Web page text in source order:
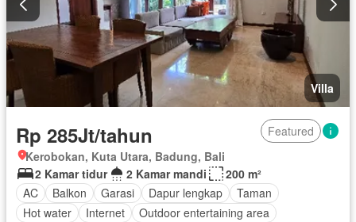
Villa
Rp 285Jt/tahun
Featured
Kerobokan, Kuta Utara, Badung, Bali
2 Kamar tidur
2 Kamar mandi
200 m²
AC
Balkon Garasi Dapur lengkap
Taman
Hot water
Internet
Outdoor entertaining area